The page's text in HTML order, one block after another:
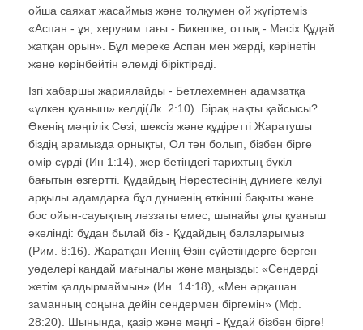
ойша саяхат жасаймыз және толқумен ой жүгіртеміз
«Аспан - ұя, херувим тағы - Бикешке, оттық - Мәсіх Құдай
жатқан орын». Бұл мереке Аспан мен жерді, көрінетін
және көрінбейтін әлемді біріктіреді.
Ізгі хабаршы жариялайды - Бетлехемнен адамзатқа
«үлкен қуаныш» келді(Лк. 2:10). Бірақ нақты қайсысы?
Әкенің мәңгілік Сөзі, шексіз және құдіретті Жаратушы
біздің арамызда орнықты, Ол тән болып, бізбен бірге
өмір сүрді (Ин 1:14), жер бетіндегі тарихтың бүкіл
бағытын өзгертті. Құдайдың Нәрестесінің дүниеге келуі
арқылы адамдарға бұл дүниенің өткінші бақыты және
бос ойын-сауықтың ләззаты емес, шынайы ұлы қуаныш
әкелінді: бұдан былай біз - Құдайдың балаларымыз
(Рим. 8:16). Жаратқан Иенің Өзін сүйетіндерге берген
уәделері қандай мағыналы және маңызды: «Сендерді
жетім қалдырмаймын» (Ин. 14:18), «Мен әрқашан
заманның соңына дейін сендермен біргемін» (Мф.
28:20). Шынында, қазір және мәңгі - Құдай бізбен бірге!